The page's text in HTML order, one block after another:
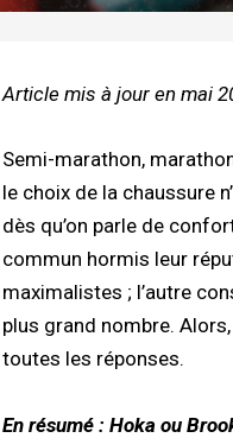
Article mis à jour en mai
Semi-marathon,
le choix de la chaussure
dès qu’on parle de
commun hormis leur
maximalistes ; l’autre
plus grand nombre.
toutes les réponses.
En résumé : Hoka ou